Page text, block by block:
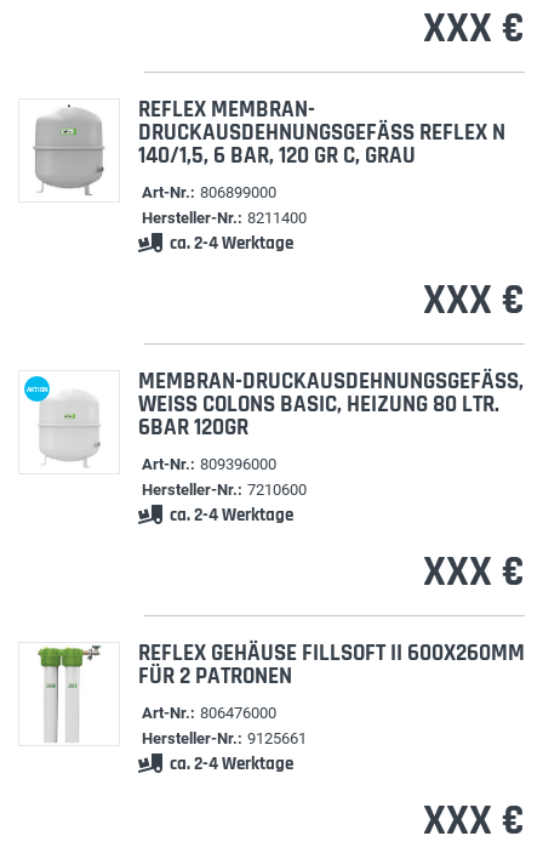
XXX €
REFLEX MEMBRAN-
DRUCKAUSDEHNUNGSGEFÄSS REFLEX N 1
40/1,5, 6 BAR, 120 GR C, GRAU
Art-Nr.: 806899000
Hersteller-Nr.: 8211400
ca. 2-4 Werktage
XXX €
AKTION MEMBRAN-DRUCKAUSDEHNUNGSGEFÄSS, W
EISS COLONS BASIC, HEIZUNG 80 LTR. 6B
AR 120GR
Art-Nr.: 809396000
Hersteller-Nr.: 7210600
ca. 2-4 Werktage
XXX €
REFLEX GEHÄUSE FILLSOFT II 600X260MM
FÜR 2 PATRONEN
Art-Nr.: 806476000
Hersteller-Nr.: 9125661
ca. 2-4 Werktage
XXX €